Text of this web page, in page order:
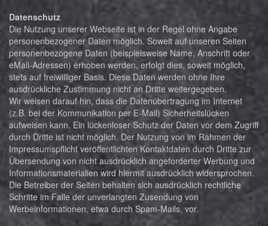
Datenschutz
Die Nutzung unserer Webseite ist in der Regel ohne Angabe
personenbezogener Daten möglich. Soweit auf unseren Seiten
personenbezogene Daten (beispielsweise Name, Anschrift oder
eMail-Adressen) erhoben werden, erfolgt dies, soweit möglich,
stets auf freiwilliger Basis. Diese Daten werden ohne Ihre
ausdrückliche Zustimmung nicht an Dritte weitergegeben.
Wir weisen darauf hin, dass die Datenübertragung im Internet
(z.B. bei der Kommunikation per E-Mail) Sicherheitslücken
aufweisen kann. Ein lückenloser Schutz der Daten vor dem Zugriff
durch Dritte ist nicht möglich. Der Nutzung von im Rahmen der
Impressumspflicht veröffentlichten Kontaktdaten durch Dritte zur
Übersendung von nicht ausdrücklich angeforderter Werbung und
Informationsmaterialien wird hiermit ausdrücklich widersprochen.
Die Betreiber der Seiten behalten sich ausdrücklich rechtliche
Schritte im Falle der unverlangten Zusendung von
Werbeinformationen, etwa durch Spam-Mails, vor.